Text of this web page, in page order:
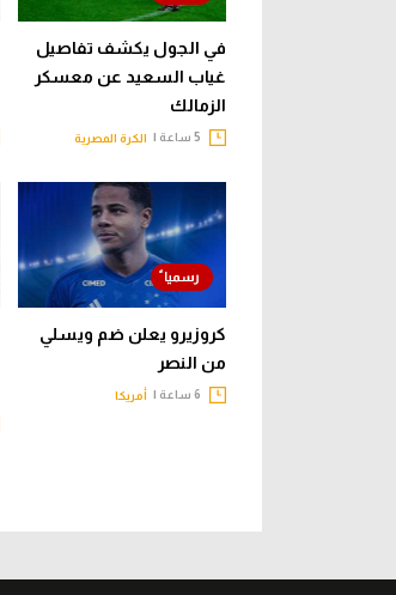
في الجول يكشف تفاصيل
غياب السعيد عن معسكر
الزمالك
الكرة المصرية
كروزيرو يعلن ضم ويسلي
من النصر
أمريكا